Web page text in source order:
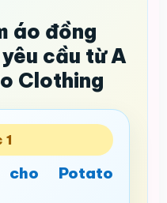
áo đồng
cầu từ A
Clothing
1
Potato